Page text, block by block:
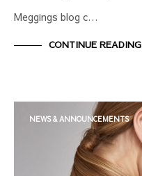
Meggings blog c…
CONTINUE READING
NEWS & ANNOUNCEMENTS